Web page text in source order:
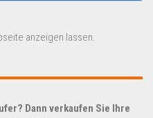
anzeigen lassen.
Dann verkaufen Sie Ihre